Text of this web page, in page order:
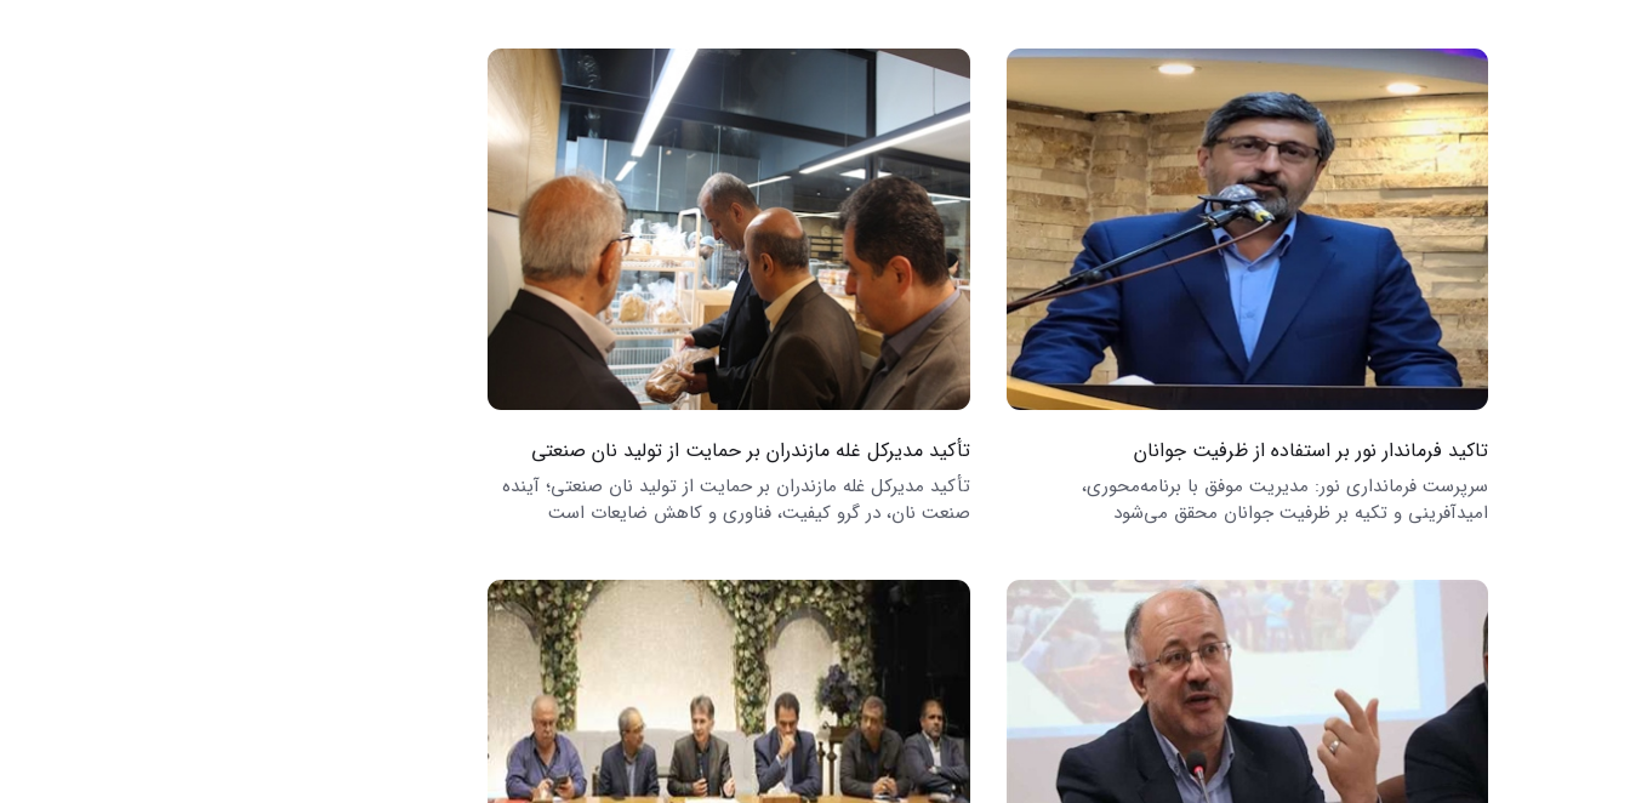
تاکید فرماندار نور بر استفاده از ظرفیت جوانان
سرپرست فرمانداری نور: مدیریت موفق با برنامه‌محوری،
امیدآفرینی و تکیه بر ظرفیت جوانان محقق می‌شود
تأکید مدیرکل غله مازندران بر حمایت از تولید نان صنعتی
تأکید مدیرکل غله مازندران بر حمایت از تولید نان صنعتی؛ آینده
صنعت نان، در گرو کیفیت، فناوری و کاهش ضایعات است